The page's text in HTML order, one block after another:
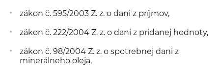
zákon č. 595/2003 Z. z. o dani z príjmov,
zákon č. 222/2004 Z. z. o dani z pridanej hodnoty,
zákon č. 98/2004 Z. z. o spotrebnej dani z
minerálneho oleja,